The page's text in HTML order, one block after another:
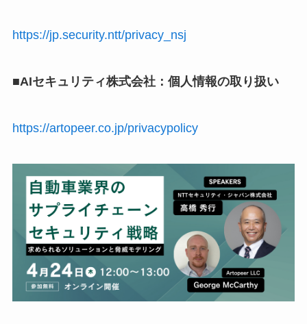
https://jp.security.ntt/privacy_nsj
■AIセキュリティ株式会社：個人情報の取り扱い
https://artopeer.co.jp/privacypolicy